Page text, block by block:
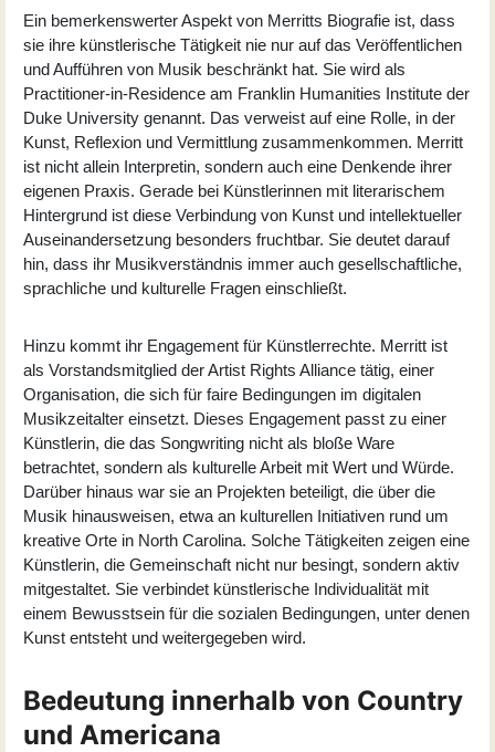
Ein bemerkenswerter Aspekt von Merritts Biografie ist, dass
sie ihre künstlerische Tätigkeit nie nur auf das Veröffentlichen
und Aufführen von Musik beschränkt hat. Sie wird als
Practitioner-in-Residence am Franklin Humanities Institute der
Duke University genannt. Das verweist auf eine Rolle, in der
Kunst, Reflexion und Vermittlung zusammenkommen. Merritt
ist nicht allein Interpretin, sondern auch eine Denkende ihrer
eigenen Praxis. Gerade bei Künstlerinnen mit literarischem
Hintergrund ist diese Verbindung von Kunst und intellektueller
Auseinandersetzung besonders fruchtbar. Sie deutet darauf
hin, dass ihr Musikverständnis immer auch gesellschaftliche,
sprachliche und kulturelle Fragen einschließt.
Hinzu kommt ihr Engagement für Künstlerrechte. Merritt ist
als Vorstandsmitglied der Artist Rights Alliance tätig, einer
Organisation, die sich für faire Bedingungen im digitalen
Musikzeitalter einsetzt. Dieses Engagement passt zu einer
Künstlerin, die das Songwriting nicht als bloße Ware
betrachtet, sondern als kulturelle Arbeit mit Wert und Würde.
Darüber hinaus war sie an Projekten beteiligt, die über die
Musik hinausweisen, etwa an kulturellen Initiativen rund um
kreative Orte in North Carolina. Solche Tätigkeiten zeigen eine
Künstlerin, die Gemeinschaft nicht nur besingt, sondern aktiv
mitgestaltet. Sie verbindet künstlerische Individualität mit
einem Bewusstsein für die sozialen Bedingungen, unter denen
Kunst entsteht und weitergegeben wird.
Bedeutung innerhalb von Country
und Americana